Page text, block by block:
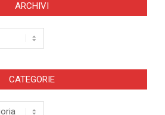
ARCHIVI
CATEGORIE